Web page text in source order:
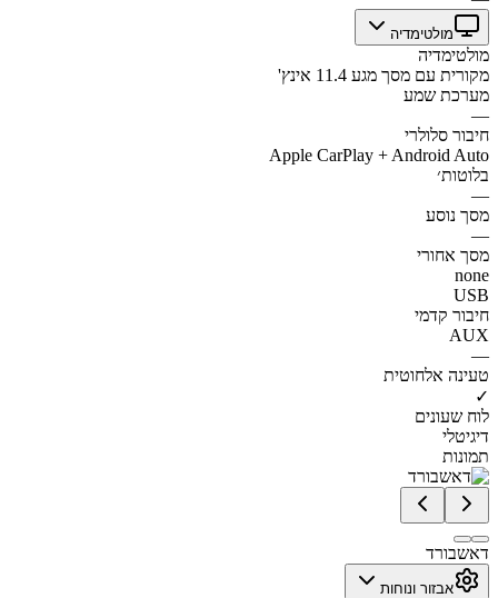
מולטימדיה
מולטימדיה
מקורית עם מסך מגע 11.4 אינץ'
מערכת שמע
—
חיבור סלולרי
Apple CarPlay + Android Auto
בלוטות׳
—
מסך נוסע
—
מסך אחורי
none
USB
חיבור קדמי
AUX
—
טעינה אלחוטית
✓
לוח שעונים
דיגיטלי
תמונות
דאשבורד
אבזור ונוחות